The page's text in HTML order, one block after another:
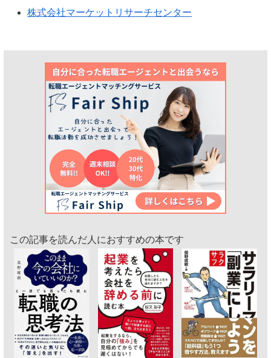
株式会社マーケットリサーチセンター
この記事を読んだ人におすすめの本です